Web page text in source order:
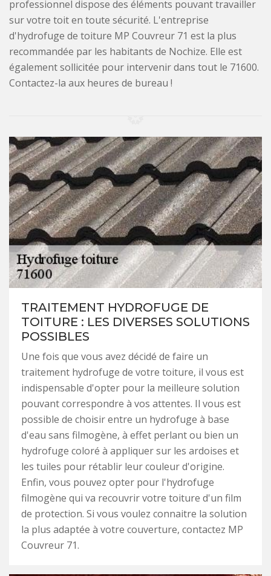
professionnel dispose des éléments pouvant travailler
sur votre toit en toute sécurité. L'entreprise
d'hydrofuge de toiture MP Couvreur 71 est la plus
recommandée par les habitants de Nochize. Elle est
également sollicitée pour intervenir dans tout le 71600.
Contactez-la aux heures de bureau !
TRAITEMENT HYDROFUGE DE
TOITURE : LES DIVERSES SOLUTIONS
POSSIBLES
Une fois que vous avez décidé de faire un
traitement hydrofuge de votre toiture, il vous est
indispensable d'opter pour la meilleure solution
pouvant correspondre à vos attentes. Il vous est
possible de choisir entre un hydrofuge à base
d'eau sans filmogène, à effet perlant ou bien un
hydrofuge coloré à appliquer sur les ardoises et
les tuiles pour rétablir leur couleur d'origine.
Enfin, vous pouvez opter pour l'hydrofuge
filmogène qui va recouvrir votre toiture d'un film
de protection. Si vous voulez connaitre la solution
la plus adaptée à votre couverture, contactez MP
Couvreur 71.